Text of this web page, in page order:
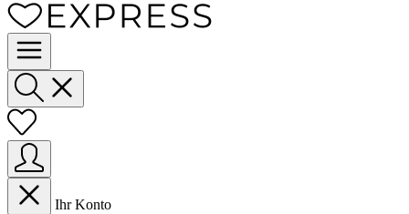
Ihr Konto